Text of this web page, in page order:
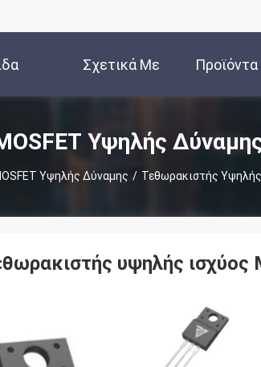
Σχετικά Με
Εμάς
Προϊόντα
Υψηλής
Υψηλής Δύναμης / Τεθωρακιστής
υψηλής ισχύος